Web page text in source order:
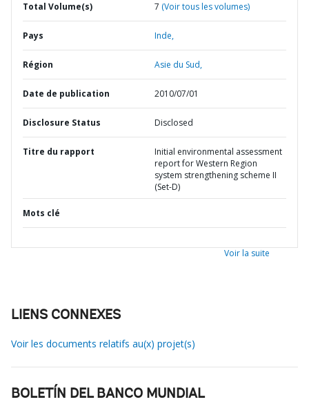
Total Volume(s) 7 (Voir tous les volumes)
Pays Inde,
Région Asie du Sud,
Date de publication 2010/07/01
Disclosure Status Disclosed
Titre du rapport
Initial environmental assessment
report for Western Region
system strengthening scheme II
(Set-D)
Mots clé
Voir la suite
LIENS CONNEXES
Voir les documents relatifs au(x) projet(s)
BOLETÍN DEL BANCO MUNDIAL